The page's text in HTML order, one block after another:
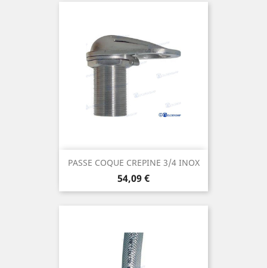
PASSE COQUE CREPINE 3/4 INOX
Prix
54,09 €